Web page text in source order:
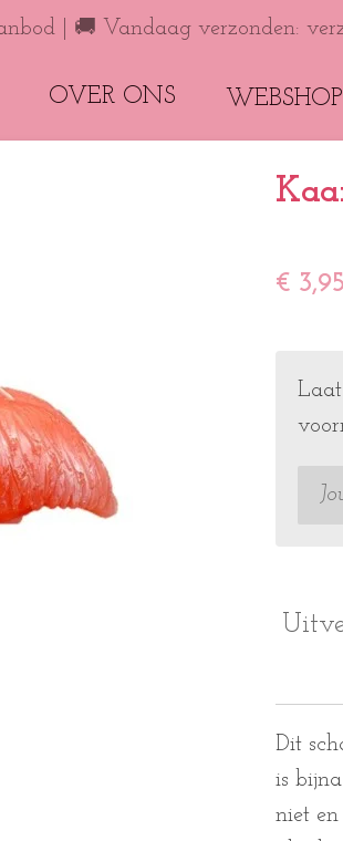
| 🚚 Vandaag verzonden:
OVER ONS WEBSHOP
€ 3,95
Dit
is
niet